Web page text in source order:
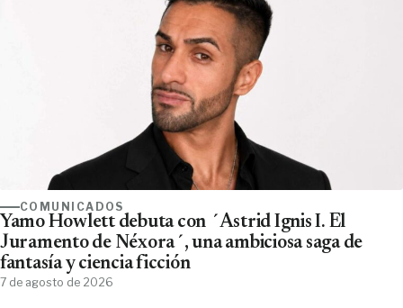
COMUNICADOS
Yamo Howlett debuta con ´Astrid Ignis I. El
Juramento de Néxora´, una ambiciosa saga de
fantasía y ciencia ficción
7 de agosto de 2026